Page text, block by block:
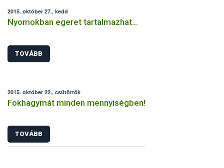
2015. október 27., kedd
Nyomokban egeret tartalmazhat…
TOVÁBB
2015. október 22., csütörtök
Fokhagymát minden mennyiségben!
TOVÁBB